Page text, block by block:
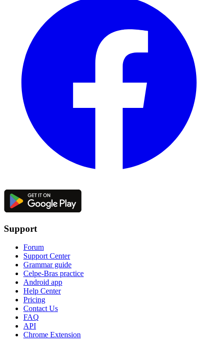
Support
Forum
Support Center
Grammar guide
Celpe-Bras practice
Android app
Help Center
Pricing
Contact Us
FAQ
API
Chrome Extension